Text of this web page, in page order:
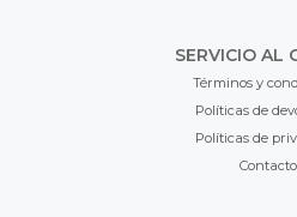
SERVICIO AL
Términos y
Políticas de
Políticas de
Contacto